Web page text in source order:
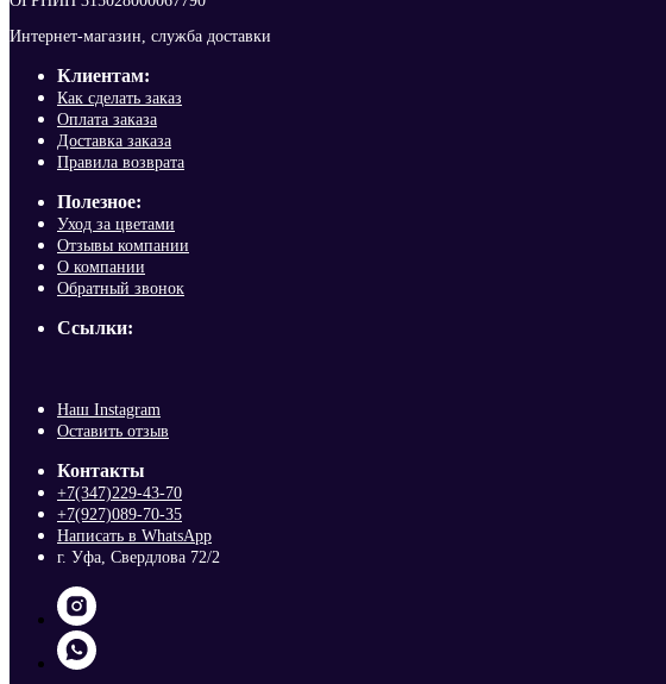
Интернет-магазин, служба доставки
Клиентам:
Как сделать заказ
Оплата заказа
Доставка заказа
Правила возврата
Полезное:
Уход за цветами
Отзывы компании
О компании
Обратный звонок
Ссылки:
Наш Instagram
Оставить отзыв
Контакты
+7(347)229-43-70
+7(927)089-70-35
Написать в WhatsApp
г. Уфа, Свердлова 72/2